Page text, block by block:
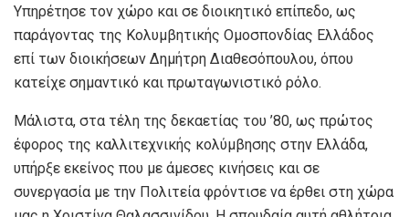
Υπηρέτησε τον χώρο και σε διοικητικό επίπεδο, ως
παράγοντας της Κολυμβητικής Ομοσπονδίας Ελλάδος
επί των διοικήσεων Δημήτρη Διαθεσόπουλου, όπου
κατείχε σημαντικό και πρωταγωνιστικό ρόλο.
Μάλιστα, στα τέλη της δεκαετίας του ’80, ως πρώτος
έφορος της καλλιτεχνικής κολύμβησης στην Ελλάδα,
υπήρξε εκείνος που με άμεσες κινήσεις και σε
συνεργασία με την Πολιτεία φρόντισε να έρθει στη χώρα